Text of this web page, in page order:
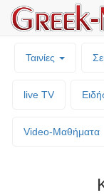
Ταινίες
live TV
Video-Mαθήματα